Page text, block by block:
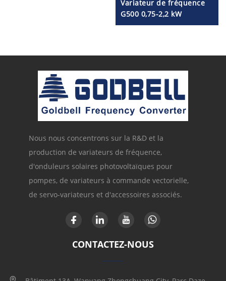
Variateur de fréquence
G500 0,75-2,2 kW
Nous nous concentrons sur la R&D et la
production de variateurs de fréquence,
d'onduleurs solaires photovoltaïques pour
pompes, de variateurs à commande vectorielle,
de servo-variateurs et d'accessoires associés.
CONTACTEZ-NOUS